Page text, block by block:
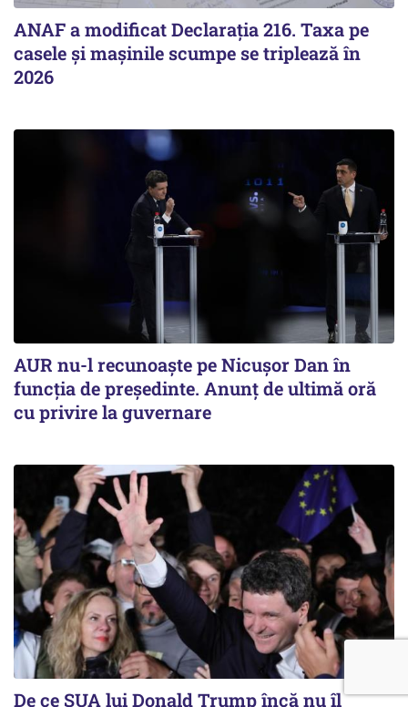
ANAF a modificat Declarația 216. Taxa pe
casele și mașinile scumpe se triplează în
2026
AUR nu-l recunoaște pe Nicușor Dan în
funcția de președinte. Anunț de ultimă oră
cu privire la guvernare
De ce SUA lui Donald Trump încă nu îl